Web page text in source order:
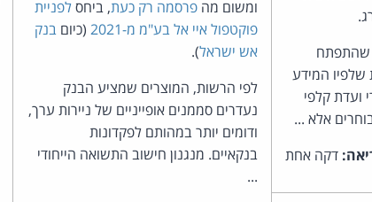
שהתפתח
שלפיו המידע
קלפי
אלא ...
דקה אחת
ומשום מה פרסמה רק כעת, ביחסלפניית
פוקטפול איי אל בע"מ מ-2021
(כיום בנק
אש ישראל).
לפי הרשות, המוצרים שמציע הבנק
נעדרים סממנים אופייניים של ניירות ערך,
ודומים יותר במהותם לפקדונות
בנקאיים. מנגנון חישוב התשואה הייחודי
...